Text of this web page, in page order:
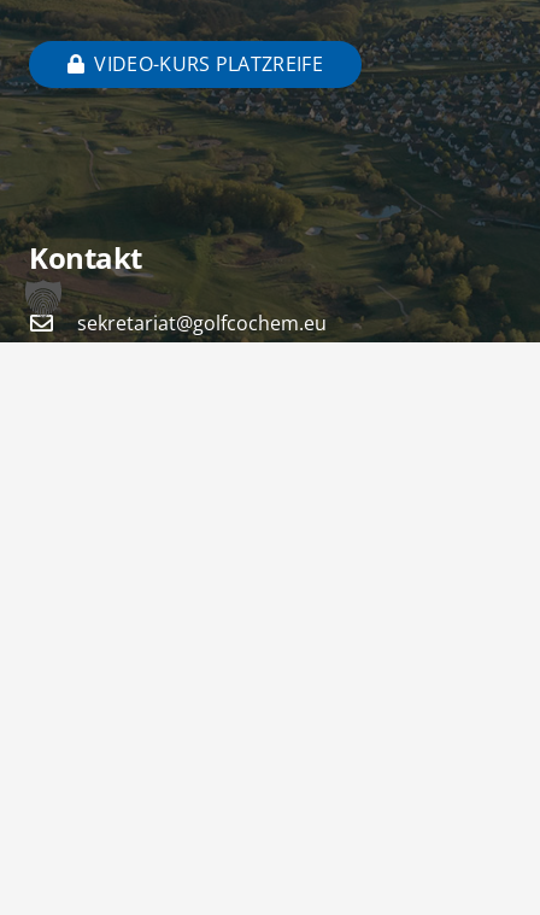
VIDEO-KURS PLATZREIFE
Kontakt
sekretariat@golfcochem.eu